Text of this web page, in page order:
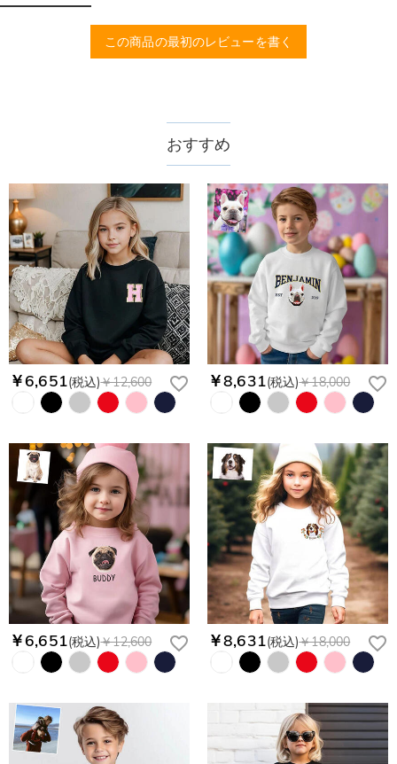
この商品の最初のレビューを書く
おすすめ
￥6,651(税込)￥12,600 ￥8,631(税込)￥18,000
￥6,651(税込)￥12,600 ￥8,631(税込)￥18,000